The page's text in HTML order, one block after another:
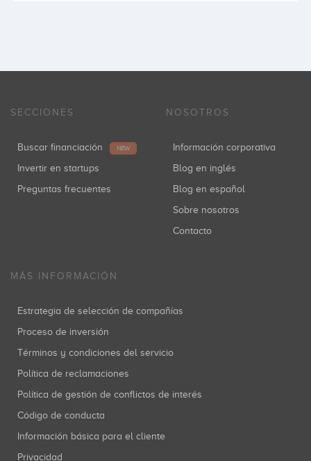
SECCIONES
Buscar financiación NEW
Invertir en startups
Preguntas frecuentes
NOSOTROS
Información corporativa
Blog en inglés
Blog en español
Sobre nosotros
Contacto
MÁS INFORMACIÓN
Estrategia de selección de compañías
Proceso de inversión
Términos y condiciones del servicio
Política de reclamaciones
Política de gestión de conflictos de interés
Código de conducta
Información básica para el cliente
Privacidad